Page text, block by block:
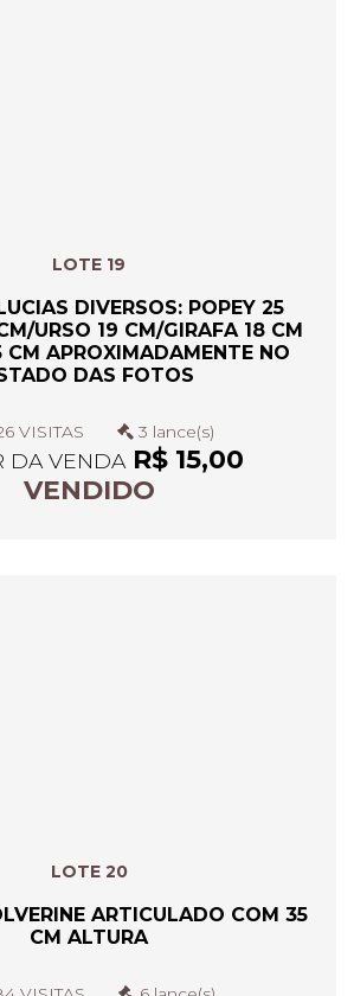
LOTE 19
DIVERSOS: POPEY 25
URSO 19 CM/GIRAFA 18 CM
CM APROXIMADAMENTE NO
DAS FOTOS
VISITAS 3 lance(s)
DA VENDAR$ 15,00
VENDIDO
LOTE 20
ARTICULADO COM 35
CM ALTURA